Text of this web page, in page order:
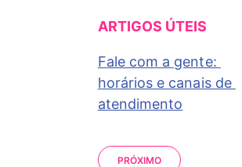
ARTIGOS ÚTEIS
Fale com a gente:
horários e canais de
atendimento
PRÓXIMO